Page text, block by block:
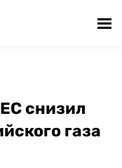
снизил
газа